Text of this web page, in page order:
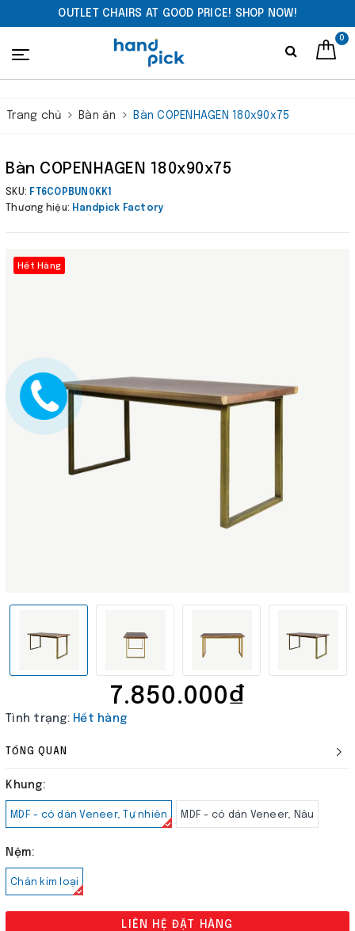
OUTLET CHAIRS AT GOOD PRICE! SHOP NOW!
0
Trang chủ Bàn ăn Bàn COPENHAGEN 180x90x75
Bàn COPENHAGEN 180x90x75
SKU: FT6COPBUN0KK1
Thương hiệu: Handpick Factory
Hết Hàng
7.850.000₫
Tình trạng: Hết hàng
TỔNG QUAN
Khung:
MDF - có dán Veneer, Tự nhiên MDF - có dán Veneer, Nâu
Nệm:
Chân kim loại
LIÊN HỆ ĐẶT HÀNG